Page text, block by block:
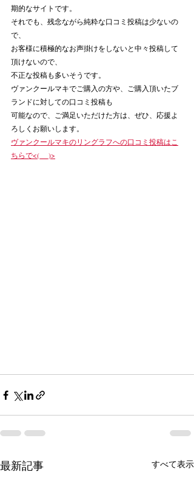
期的なサイトです。
それでも、残念ながら純粋な口コミ投稿は少ないの
で、
お客様に積極的なお声掛けをしないと中々投稿して
頂けないので、
不正な投稿も多いそうです。
ヴァンクールマキでご購入の方や、ご購入頂いたブ
ランドに対しての口コミ投稿も
可能なので、ご満足いただけた方は、ぜひ、応援よ
ろしくお願いします。
ヴァンクールマキのリングラフへの口コミ投稿はこ
ちらで<(_ _)>
最新記事 すべて表示